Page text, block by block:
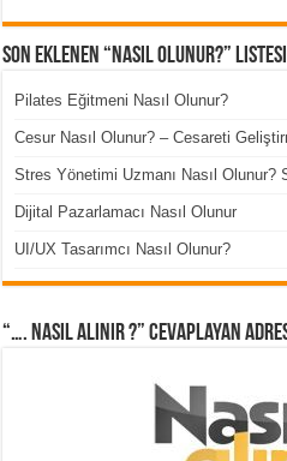
Son Eklenen “Nasıl Olunur?” Listesi
Pilates Eğitmeni Nasıl Olunur?
Cesur Nasıl Olunur? – Cesareti
Stres Yönetimi Uzmanı Nasıl Olunur?
Dijital Pazarlamacı Nasıl Olunur
UI/UX Tasarımcı Nasıl Olunur?
“…. Nasıl Alınır ?” cevaplayan